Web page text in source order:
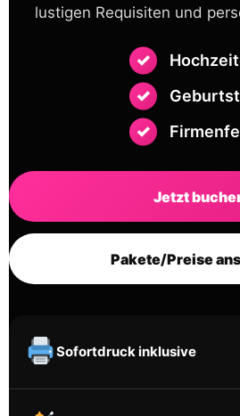
lustigen Requisiten und
Jetzt
Pakete/Preise
Sofortdruck inklusive